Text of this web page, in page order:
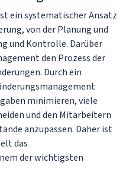
ein systematischer Ansatz
von der Planung und
und Kontrolle. Darüber
den Prozess der
Durch ein
minimieren, viele
und den Mitarbeitern
anzupassen. Daher ist
das
der wichtigsten